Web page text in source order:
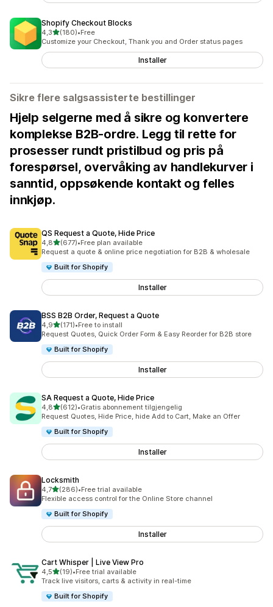
Shopify Checkout Blocks
4,3av 5 stjerner
(180)
Totalt 180 omtaler
•Free
Customize your Checkout, Thank you and Order status pages
Installer
Sikre flere salgsassisterte bestillinger
Hjelp selgerne med å sikre og konvertere
komplekse B2B-ordre. Legg til rette for
prosesser rundt pristilbud og pris på
forespørsel, overvåking av handlekurver i
sanntid, oppsøkende kontakt og felles
innkjøp.
QS Request a Quote, Hide Price
4,8av 5 stjerner
(677)
Totalt 677 omtaler
•Free plan available
Request a quote & online price negotiation for B2B & wholesale
Built for Shopify
Installer
BSS B2B Order, Request a Quote
4,9av 5 stjerner
(171)
Totalt 171 omtaler
•Free to install
Request Quotes, Quick Order Form & Easy Reorder for B2B store
Built for Shopify
Installer
SA Request a Quote, Hide Price
4,8av 5 stjerner
(612)
Totalt 612 omtaler
•Gratis abonnement tilgjengelig
Request Quotes, Hide Price, hide Add to Cart, Make an Offer
Built for Shopify
Installer
Locksmith
4,7av 5 stjerner
(286)
Totalt 286 omtaler
•Free trial available
Flexible access control for the Online Store channel
Built for Shopify
Installer
Cart Whisper | Live View Pro
4,5av 5 stjerner
(19)
Totalt 19 omtaler
•Free trial available
Track live visitors, carts & activity in real-time
Built for Shopify